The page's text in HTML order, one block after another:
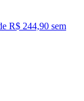
R$ 244,90 sem